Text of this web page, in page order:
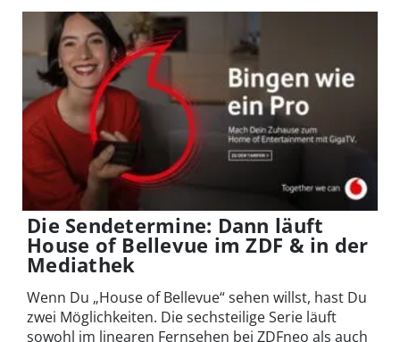
Die Sendetermine: Dann läuft
House of Bellevue im ZDF & in der
Mediathek
Wenn Du „House of Bellevue“ sehen willst, hast Du
zwei Möglichkeiten. Die sechsteilige Serie läuft
sowohl im linearen Fernsehen bei ZDFneo als auch